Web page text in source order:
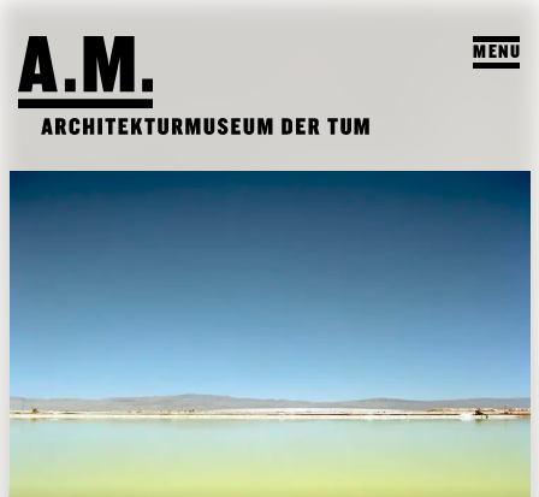
MENU
BESUCH
ARCHIV AUSSTELLUNGEN
LEHRPROFIL
DAS A.M.